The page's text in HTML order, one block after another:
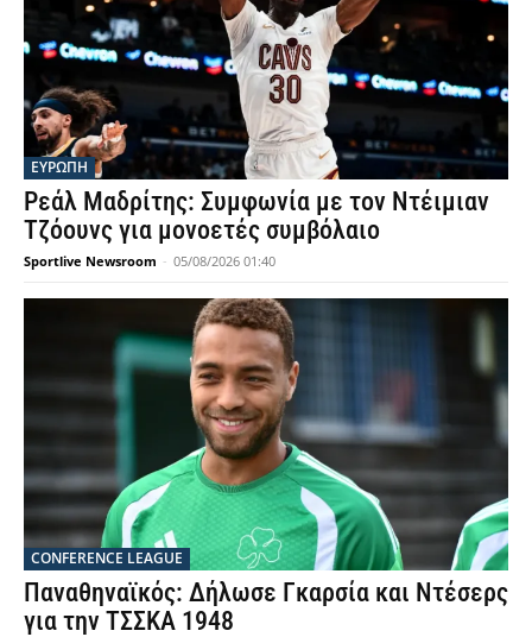
ΕΥΡΩΠΗ
Ρεάλ Μαδρίτης: Συμφωνία με τον Ντέιμιαν
Τζόουνς για μονοετές συμβόλαιο
Sportlive Newsroom - 05/08/2026 01:40
CONFERENCE LEAGUE
Παναθηναϊκός: Δήλωσε Γκαρσία και Ντέσερς
για την ΤΣΣΚΑ 1948